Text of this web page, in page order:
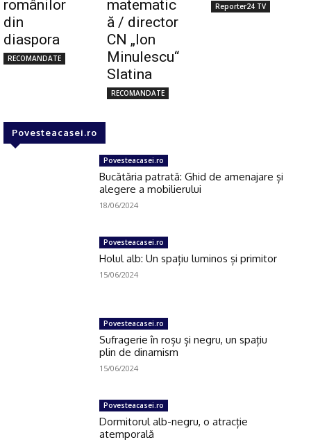
românilor
din
diaspora
RECOMANDATE
matematic
ă / director
CN „Ion
Minulescu“
Slatina
RECOMANDATE
Reporter24 TV
Povesteacasei.ro
Povesteacasei.ro
Bucătăria patrată: Ghid de amenajare și
alegere a mobilierului
18/06/2024
Povesteacasei.ro
Holul alb: Un spațiu luminos și primitor
15/06/2024
Povesteacasei.ro
Sufragerie în roșu și negru, un spațiu
plin de dinamism
15/06/2024
Povesteacasei.ro
Dormitorul alb-negru, o atracție
atemporală